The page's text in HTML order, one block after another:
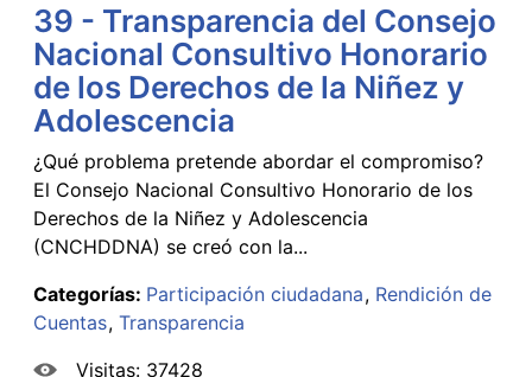
39 - Transparencia del Consejo
Nacional Consultivo Honorario
de los Derechos de la Niñez y
Adolescencia
¿Qué problema pretende abordar el compromiso?
El Consejo Nacional Consultivo Honorario de los
Derechos de la Niñez y Adolescencia
(CNCHDDNA) se creó con la...
Categorías: Participación ciudadana Rendición de
Cuentas Transparencia
Visitas: 37428